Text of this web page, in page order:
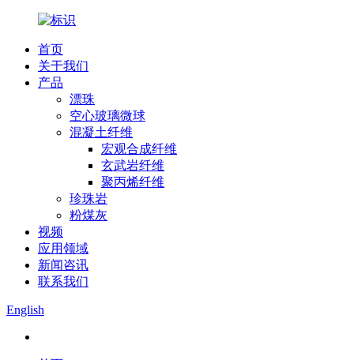
首页
关于我们
产品
漂珠
空心玻璃微球
混凝土纤维
宏观合成纤维
玄武岩纤维
聚丙烯纤维
珍珠岩
粉煤灰
视频
应用领域
新闻咨讯
联系我们
English